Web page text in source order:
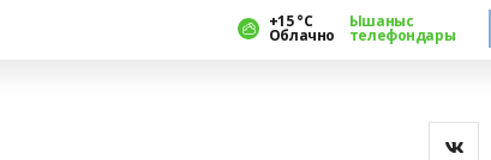
+15 °С
Облачно
Ышаныс
телефондары